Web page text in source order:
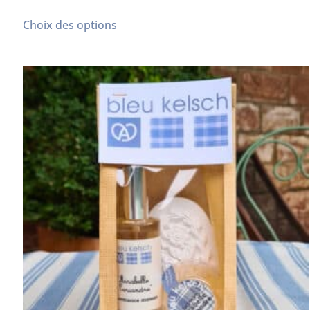
Choix des options